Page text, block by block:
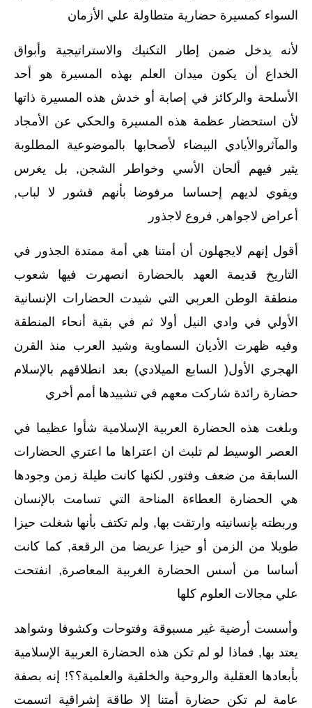
السواء كمسيرة حضارية متطاولة علي الأزمان‏
لأنه يدخل ضمن إطار التكنيك والاستراتيجية وأبواق
الخداع أن يكون ميدان العلم بهذه المسيرة هو أحد
الأسلحة والركائز في إصابة أو خدش هذه المسيرة ذاتها‏
لأن استحضار عظمة هذه المسيرة والحكي عن الأمجاد
والمآثروالأيادي البيضاء لأصحابها بالموضوعية المطلوبة
يثير فيهم ألحان الأسي وخواطر الشجن‏,‏ بل يغرس
ويقوي لديهم إحساسا مرفوضا بأنهم قشور لا لباب‏,‏
أعراض لاجواهر‏,‏ فروع لاجذور‏
أقول إنهم لايجهلون أن أمتنا هي أمة ممتدة الجذور في
التاريخ قديمة العهد بالحضارة انصهرت فيها شعوب
منطقة الوطن العربي التي شيدت الحضارات الإنسانية
الأولي في وادي النيل أولا ثم في بقية أنحاء المنطقة
وفيه ظهرت الأديان السماوية وشيد العرب منذ القرن
الهجري الأول‏(‏ السابع الميلادي‏)‏ بعد انطلاقهم بالإسلام
حضارة رائدة شاركت معهم في تشييدها أمم أخري
وبلغت هذه الحضارة العربية الإسلامية شأوا عظيما في
العصر الوسيط لم تلبث ان اعتراها ما اعتري الحضارات
السابقة من ضعف وفتور‏,‏ لكنها كانت طيلة زمن وجودها
هي الحضارة العطاءة المناحة التي تسامت بالإنسان
وربطته بإنسانيته وارتقت بها‏,‏ ولم تكتف بأنها شغلت حيزا
طويلا من الزمن أو حيزا عريضا من الرقعة‏,‏ كما كانت
أساسا من أسس الحضارة الغربية المعاصرة‏,‏ انفتحت
علي مجالات العلوم كلها
وأسست أرضية غير مسبوقة وفتوحات وكشوفا وشواهد
يعتد بها‏,‏ فماذا لو لم تكن هذه الحضارة العربية الإسلامية
بأبعادها العقلية والروحية والخلقية والعلمية؟؟‏!‏ إنه بصفة
عامة لم تكن حضارة أمتنا إلا طاقة إشراقية اتسمت